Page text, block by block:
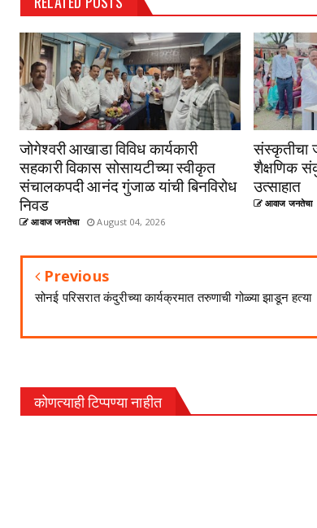
जोगेश्वरी आखाडा विविध कार्यकारी
सहकारी विकास सोसायटीच्या स्वीकृत
संचालकपदी आनंद गुंजाळ यांची बिनविरोध
निवड
आवाज जनतेचा August 04, 2026
संस्कृतीचा
शैक्षणिक
उत्साहात
आवाज जनतेचा
Previous
सोनई परिसरात कंदुरीच्या कार्यक्रमात तरुणाची गोळ्या झाडून हत्या
कोणत्याही टिप्पण्‍या नाहीत